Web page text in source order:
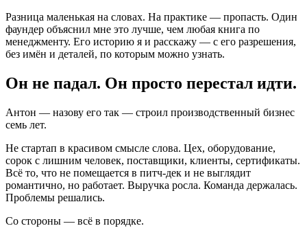
Разница маленькая на словах. На практике — пропасть. Один
фаундер объяснил мне это лучше, чем любая книга по
менеджменту. Его историю я и расскажу — с его разрешения,
без имён и деталей, по которым можно узнать.
Он не падал. Он просто перестал идти.
Антон — назову его так — строил производственный бизнес
семь лет.
Не стартап в красивом смысле слова. Цех, оборудование,
сорок с лишним человек, поставщики, клиенты, сертификаты.
Всё то, что не помещается в питч-дек и не выглядит
романтично, но работает. Выручка росла. Команда держалась.
Проблемы решались.
Со стороны — всё в порядке.